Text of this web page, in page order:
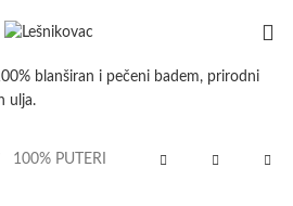
100% PUTERI